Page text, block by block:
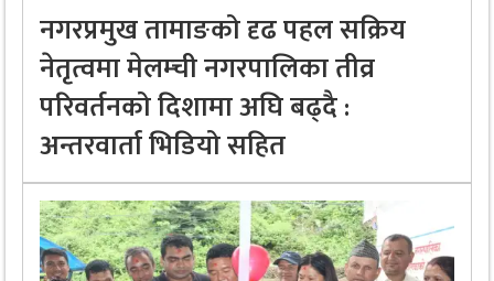
नगरप्रमुख तामाङको दृढ पहल सक्रिय
नेतृत्वमा मेलम्ची नगरपालिका तीव्र
परिवर्तनको दिशामा अघि बढ्दै :
अन्तरवार्ता भिडियो सहित